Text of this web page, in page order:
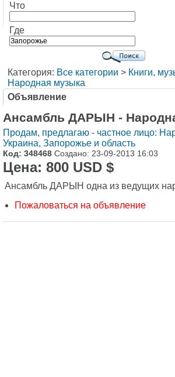
Что
Где
Категория: Все категории > Книги,
Народная музыка
Объявление
Ансамбль ДАРЫН -
Продам, предлагаю - частное лицо:
Украина, Запорожье и область
Код: 348468 Создано: 23-09-2013 16:03
Цена: 800 USD $
Ансамбль ДАРЫН одна из ведущих
Пожаловаться на объявление